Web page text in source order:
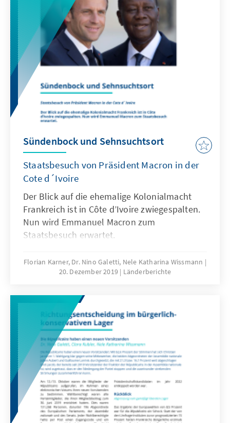
Bürgermeister sehr zufrieden: 75 Prozent
haben eine gute, wenn nicht sogar sehr gute
Meinung über die geleistete Arbeit ihrer
Kommunalvertreter.
Sündenbock und Sehnsuchtsort
Staatsbesuch von Präsident Macron in der
Cote d´Ivoire
Der Blick auf die ehemalige Kolonialmacht
Frankreich ist in Côte d’Ivoire zwiegespalten.
Nun wird Emmanuel Macron zum
Staatsbesuch erwartet.
Florian Karner, Dr. Nino Galetti, Nele Katharina Wissmann
20. Dezember 2019
Länderberichte